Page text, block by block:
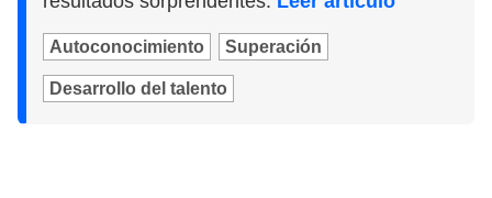
Autoconocimiento Superación
Desarrollo del talento